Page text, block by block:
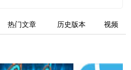
热门文章 历史版本 视频